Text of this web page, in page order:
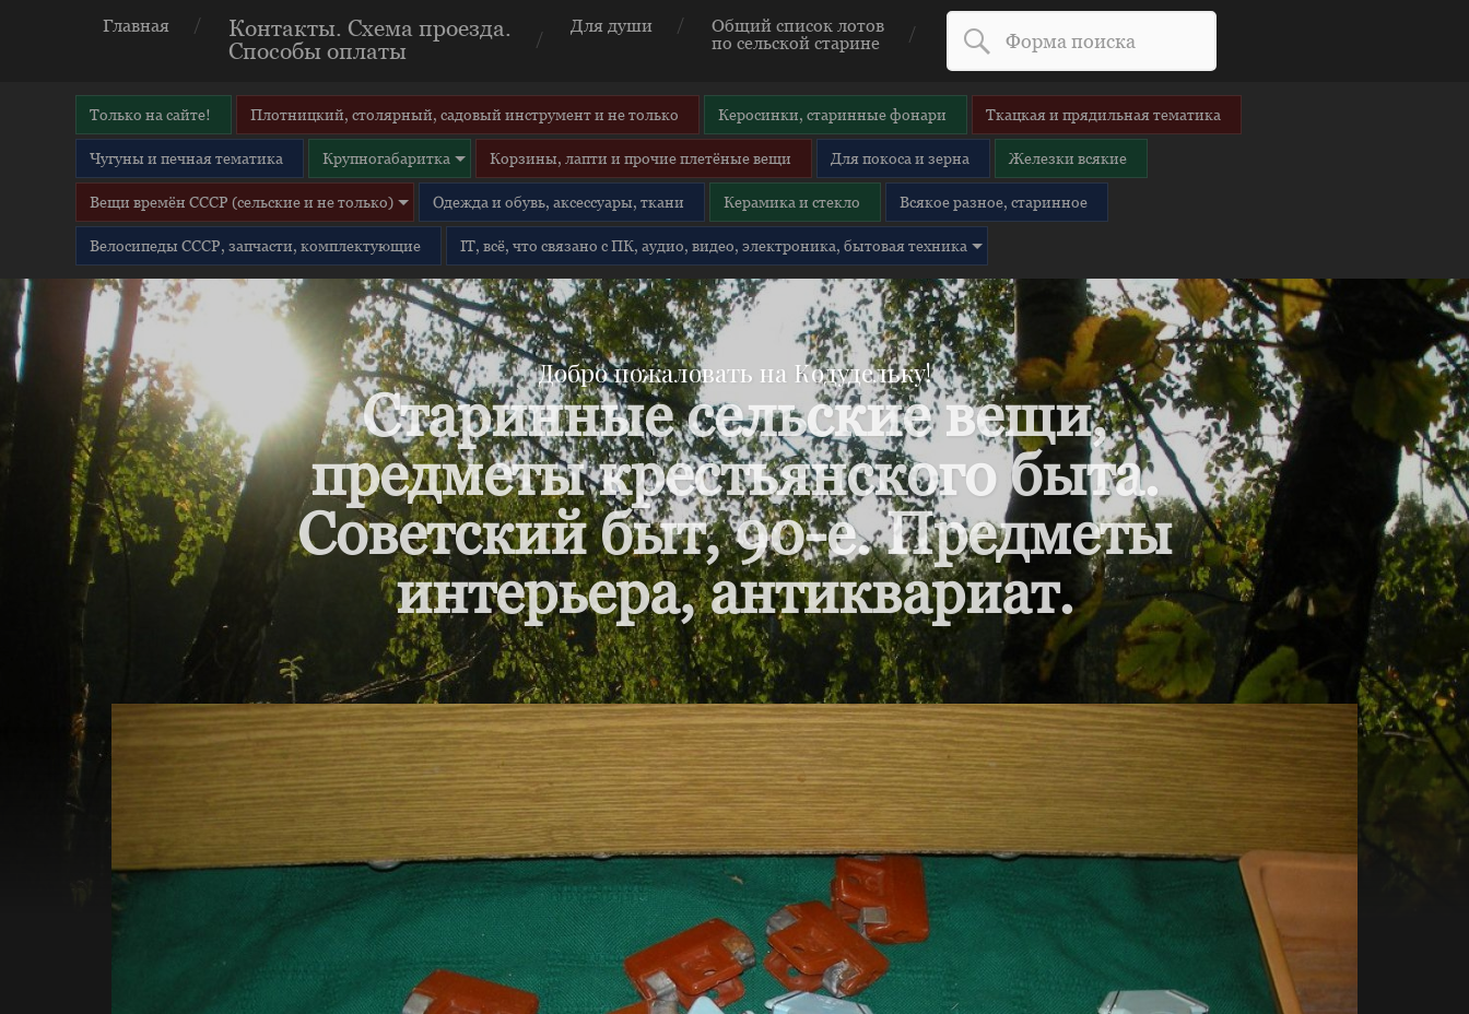
Главная
Контакты. Схема проезда.
Способы оплаты
Для души
Общий список лотов
по сельской старине
Только на сайте! Плотницкий, столярный, садовый инструмент и не только Керосинки, старинные фонари Ткацкая и прядильная тематика
Чугуны и печная тематика Крупногабаритка Корзины, лапти и прочие плетёные вещи Для покоса и зерна Железки всякие
Вещи времён СССР (сельские и не только) Одежда и обувь, аксессуары, ткани Керамика и стекло Всякое разное, старинное
Велосипеды СССР, запчасти, комплектующие IT, всё, что связано с ПК, аудио, видео, электроника, бытовая техника
Добро пожаловать на Кодудельку!
Старинные сельские вещи,
предметы крестьянского быта.
Советский быт, 90-е. Предметы
интерьера, антиквариат.